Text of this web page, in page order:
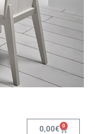
0,00€ 0